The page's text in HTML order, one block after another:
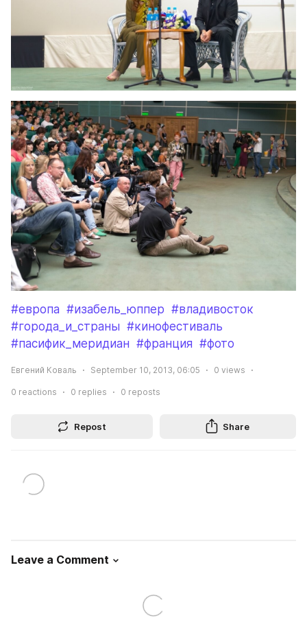
#европа #изабель_юппер #владивосток
#города_и_страны #кинофестиваль
#пасифик_меридиан #франция #фото
Евгений Коваль September 10, 2013, 06:05 0 views
0 reactions 0 replies 0 reposts
Repost Share
Leave a Comment